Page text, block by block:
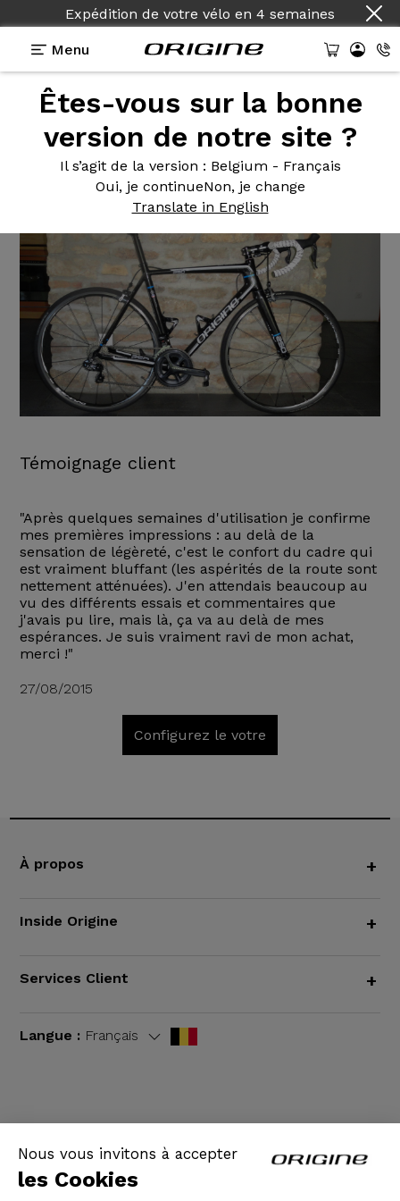
Nous vous invitons à accepter
les Cookies
Expédition de votre vélo en 4 semaines
Menu
Êtes-vous sur la bonne
version de notre site ?
Il s’agit de la version : Belgium - Français
Oui, je continueNon, je change
Translate in English
Témoignages>Vélo de route Axxome Ultegra
Vélo deroute Axxome Ultegra
Témoignage client
"Après quelques semaines d'utilisation je confirme
mes premières impressions : au delà de la
sensation de légèreté, c'est le confort du cadre qui
est vraiment bluffant (les aspérités de la route sont
nettement atténuées). J'en attendais beaucoup au
vu des différents essais et commentaires que
j'avais pu lire, mais là, ça va au delà de mes
espérances. Je suis vraiment ravi de mon achat,
merci !"
27/08/2015
Configurez le votre
À propos +
Inside Origine +
Services Client +
Langue : Français